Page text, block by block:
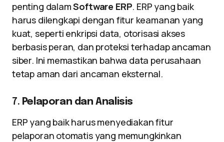
penting dalamSoftware ERP. ERP yang baik
harus dilengkapi dengan fitur keamanan yang
kuat, seperti enkripsi data, otorisasi akses
berbasis peran, dan proteksi terhadap ancaman
siber. Ini memastikan bahwa data perusahaan
tetap aman dari ancaman eksternal.
7. Pelaporan dan Analisis
ERP yang baik harus menyediakan fitur
pelaporan otomatis yang memungkinkan